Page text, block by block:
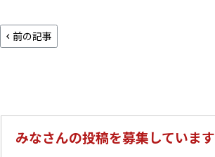
前の記事
みなさんの投稿を募集しています